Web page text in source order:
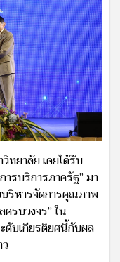
ทยาลัย เคยได้รับ
ารบริการภาครัฐ” มา
ริหารจัดการคุณภาพ
รบวงจร” ใน
ดับเกียรติยศนี้กับผล